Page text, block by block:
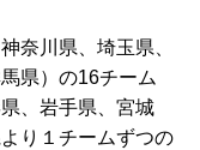
奈川県、埼玉県、
県）の16チーム
、岩手県、宮城
り１チームずつの